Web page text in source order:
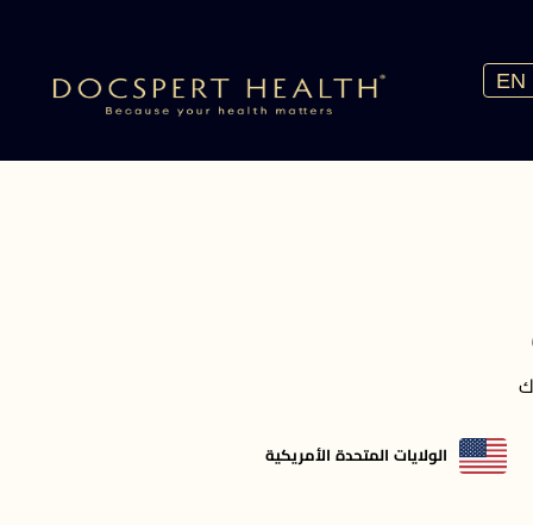
EN
الولايات المتحدة الأمريكية